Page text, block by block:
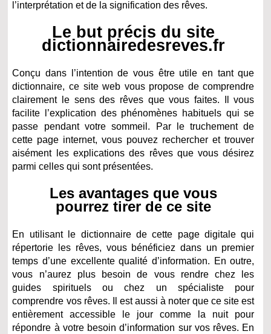
l’interprétation et de la signification des rêves.
Le but précis du site
dictionnairedesreves.fr
Conçu dans l’intention de vous être utile en tant que
dictionnaire, ce site web vous propose de comprendre
clairement le sens des rêves que vous faites. Il vous
facilite l’explication des phénomènes habituels qui se
passe pendant votre sommeil. Par le truchement de
cette page internet, vous pouvez rechercher et trouver
aisément les explications des rêves que vous désirez
parmi celles qui sont présentées.
Les avantages que vous
pourrez tirer de ce site
En utilisant le dictionnaire de cette page digitale qui
répertorie les rêves, vous bénéficiez dans un premier
temps d’une excellente qualité d’information. En outre,
vous n’aurez plus besoin de vous rendre chez les
guides spirituels ou chez un spécialiste pour
comprendre vos rêves. Il est aussi à noter que ce site est
entièrement accessible le jour comme la nuit pour
répondre à votre besoin d’information sur vos rêves. En